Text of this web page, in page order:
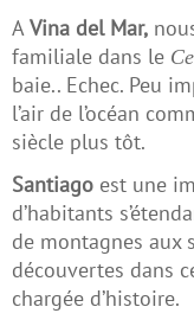
AVina del Mar,
familiale dans le
baie.. Echec. Peu
l’air de l’océan
siècle plus tôt.
Santiago est une
d’habitants
de montagnes aux
découvertes dans
chargée d’histoire.